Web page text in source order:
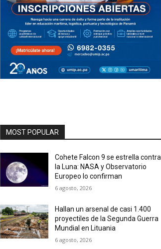
MOST POPULAR
Cohete Falcon 9 se estrella contra
la Luna: NASA y Observatorio
Europeo lo confirman
6 agosto, 2026
Hallan un arsenal de casi 1.400
proyectiles de la Segunda Guerra
Mundial en Lituania
6 agosto, 2026